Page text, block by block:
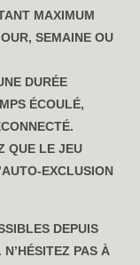
MAXIMUM
SEMAINE OU
DURÉE
ÉCOULÉ,
QUE LE JEU
EXCLUSION
DEPUIS
PAS À